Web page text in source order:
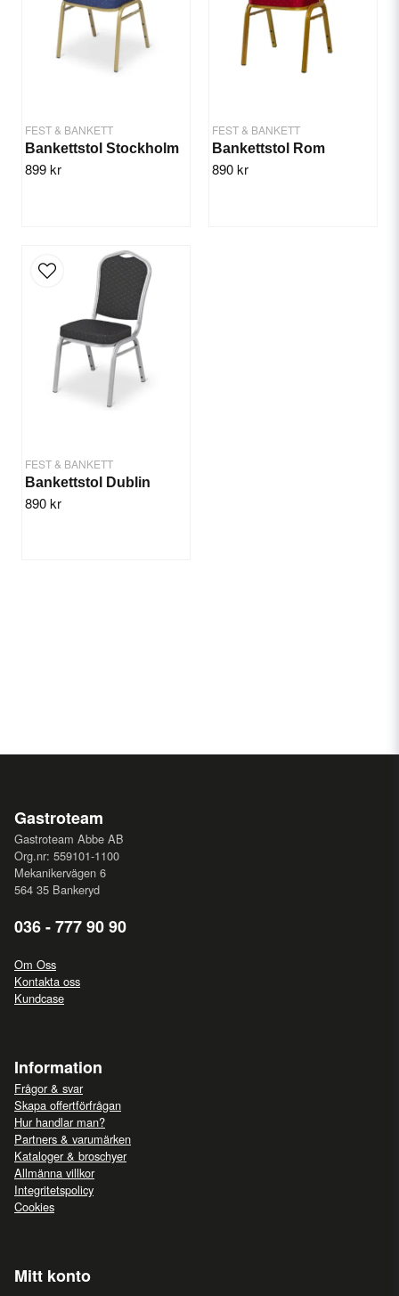
FEST & BANKETT
Bankettstol Stockholm
899 kr
FEST & BANKETT
Bankettstol Rom
890 kr
FEST & BANKETT
Bankettstol Dublin
890 kr
Ja, ni får publicera min fråga
Gastroteam
Gastroteam Abbe AB
Org.nr: 559101-1100
Mekanikervägen 6
564 35 Bankeryd
036 - 777 90 90
Om Oss
Kontakta oss
Kundcase
Information
Frågor & svar
Skapa offertförfrågan
Hur handlar man?
Partners & varumärken
Kataloger & broschyer
Allmänna villkor
Integritetspolicy
Cookies
Mitt konto